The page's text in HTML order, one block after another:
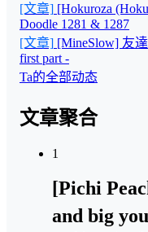
[文章] [Hokuroza
Doodle 1281 & 1287
[文章] [MineSlow] 友
first part -
Ta的全部动态
文章聚合
1
[Pichi
and big